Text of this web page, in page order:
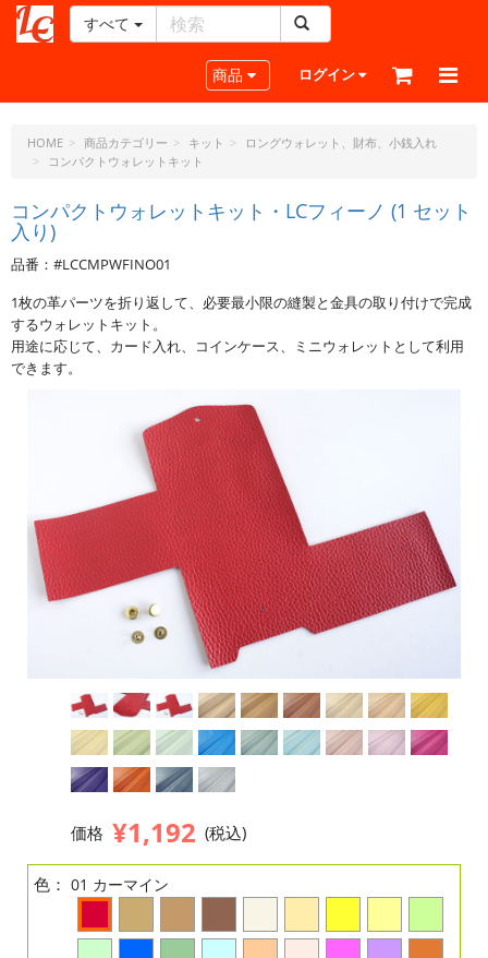
ー
ラ
フ
ド
ッ
ト・
ェ
ー
ピ
ー
すべて
Toggle navigation
商品 ログイン
HOME 商品カテゴリー キット
ロングウォレット、財布、小銭入れ
コンパクトウォレットキット
コンパクトウォレットキット・LCフィーノ (1 セット
入り)
品番：#LCCMPWFINO01
1枚の革パーツを折り返して、必要最小限の縫製と金具の取り付けで完成
するウォレットキット。
用途に応じて、カード入れ、コインケース、ミニウォレットとして利用
できます。
価格 ¥1,192 (税込)
色： 01 カーマイン